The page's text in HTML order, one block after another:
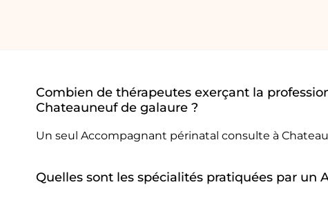
Combien de thérapeutes exerçant la
Chateauneuf de galaure ?
Un seul Accompagnant périnatal consulte à
Quelles sont les spécialités pratiquées par